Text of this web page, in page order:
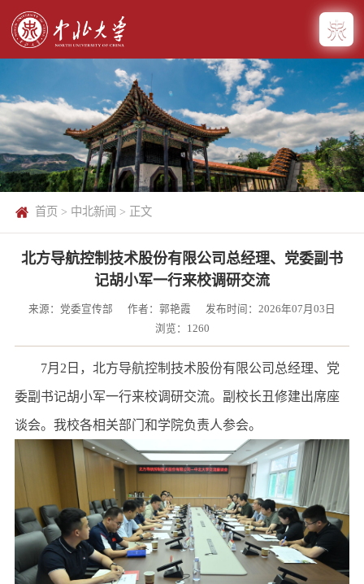
首页 > 中北新闻 > 正文
北方导航控制技术股份有限公司总经理、党委副书
记胡小军一行来校调研交流
来源：党委宣传部 作者：郭艳霞
发布时间：2026年07月03日
浏览：
1260
7月2日，北方导航控制技术股份有限公司总经理、党
委副书记胡小军一行来校调研交流。副校长丑修建出席座
谈会。我校各相关部门和学院负责人参会。